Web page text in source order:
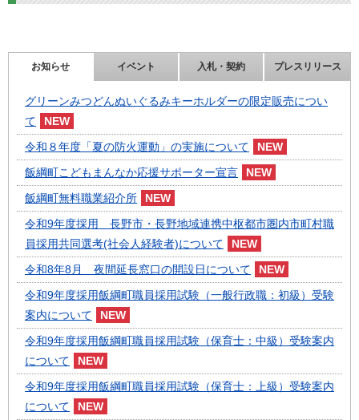
お知らせ イベント 入札・契約 プレスリリース
グリーンみつどんぬいぐるみキーホルダーの限定販売につい
て
令和８年度「夏の防火運動」の実施について
飯綱町こどもまんなか応援サポーター宣言
飯綱町無料職業紹介所
令和9年度採用 長野市・長野地域連携中枢都市圏内市町村職
員採用共同選考(社会人経験者)について
令和8年8月 夜間延長窓口の開設日について
令和9年度採用飯綱町職員採用試験（一般行政職：初級）受験
案内について
令和9年度採用飯綱町職員採用試験（保育士：中級）受験案内
について
令和9年度採用飯綱町職員採用試験（保育士：上級）受験案内
について